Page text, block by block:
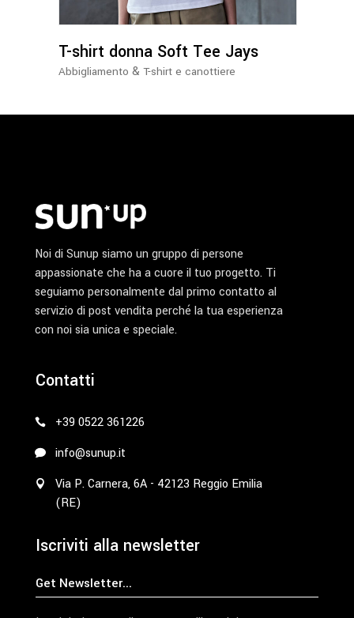
Le
opzioni
possono
essere
T-shirt donna Soft Tee Jays
Abbigliamento & T-shirt e canottiere
Noi di Sunup siamo un gruppo di persone
appassionate che ha a cuore il tuo progetto. Ti
seguiamo personalmente dal primo contatto al
servizio di post vendita perché la tua esperienza
con noi sia unica e speciale.
Contatti
+39 0522 361226
info@sunup.it
Via P. Carnera, 6A - 42123 Reggio Emilia
(RE)
Iscriviti alla newsletter